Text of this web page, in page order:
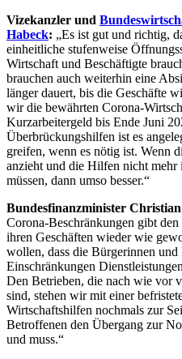
Vizekanzler und
Habeck: „Es ist gut und richtig,
einheitliche stufenweise
Wirtschaft und Beschäftigte
brauchen auch weiterhin eine
länger dauert, bis die Geschäfte
wir die bewährten Corona-
Kurzarbeitergeld bis Ende Juni
Überbrückungshilfen ist es
greifen, wenn es nötig ist. Wenn
anzieht und die Hilfen nicht mehr
müssen, dann umso besser.“
Bundesfinanzminister
Corona-Beschränkungen gibt
ihren Geschäften wieder wie
wollen, dass die Bürgerinnen
Einschränkungen
Den Betrieben, die nach wie vor
sind, stehen wir mit einer
Wirtschaftshilfen nochmals zur
Betroffenen den Übergang zur
und muss.“